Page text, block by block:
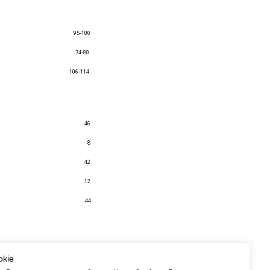
95-100
74-80
106-114
46
8
42
12
44